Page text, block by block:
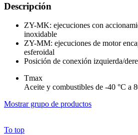
Descripción
ZY-MK: ejecuciones con
inoxidable
ZY-MM: ejecuciones de motor
esferoidal
Posición de conexión izquierda/
Tmax
Aceite y combustibles de -40 °C a
Mostrar grupo de productos
To top